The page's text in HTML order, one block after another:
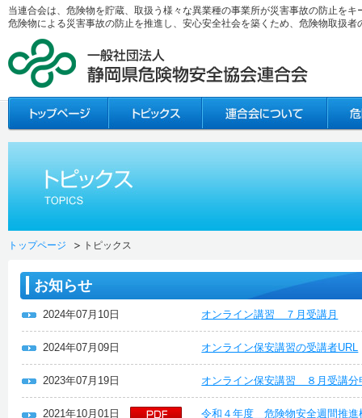
当連合会は、危険物を貯蔵、取扱う様々な異業種の事業所が災害事故の防止を
危険物による災害事故の防止を推進し、安心安全社会を築くため、危険物取扱
トップページ トピックス
お知らせ
2024年07月10日 オンライン講習 ７月受講月
2024年07月09日 オンライン保安講習の受講者URL
2023年07月19日 オンライン保安講習 ８月受講分
2021年10月01日 令和４年度 危険物安全週間推進